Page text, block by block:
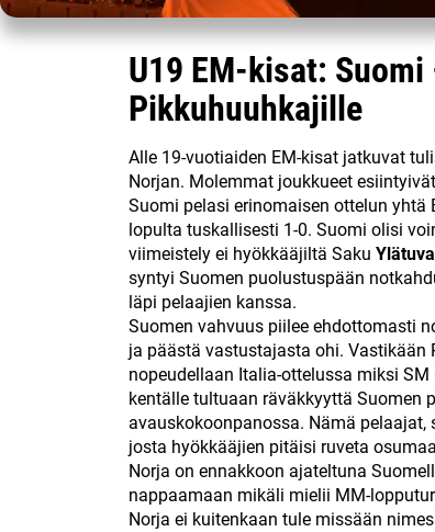
U19 EM-kisat:
Pikkuhuuhkajille
Alle 19-vuotiaiden EM-kisat jatkuvat
Norjan. Molemmat joukkueet
Suomi pelasi erinomaisen ottelun
lopulta tuskallisesti 1-0. Suomi olisi
viimeistely ei hyökkääjiltä Saku
syntyi Suomen puolustuspään
läpi pelaajien kanssa.
Suomen vahvuus piilee ehdottomasti
ja päästä vastustajasta ohi. Vastikään
nopeudellaan Italia-ottelussa miksi
kentälle tultuaan räväkkyyttä Suomen
avauskokoonpanossa. Nämä
josta hyökkääjien pitäisi ruveta
Norja on ennakkoon ajateltuna
nappaamaan mikäli mielii MM-
Norja ei kuitenkaan tule missään